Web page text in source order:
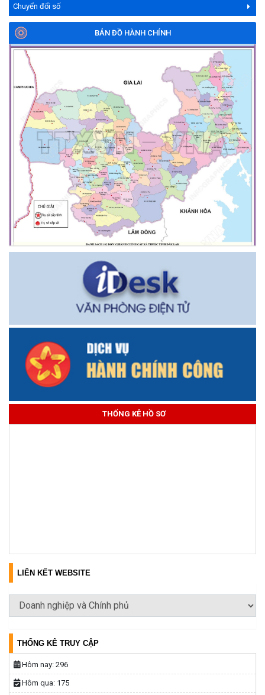
Chuyển đổi số
BẢN ĐỒ HÀNH CHÍNH
THỐNG KÊ HỒ SƠ
LIÊN KẾT WEBSITE
THỐNG KÊ TRUY CẬP
Hôm nay: 296
Hôm qua: 175